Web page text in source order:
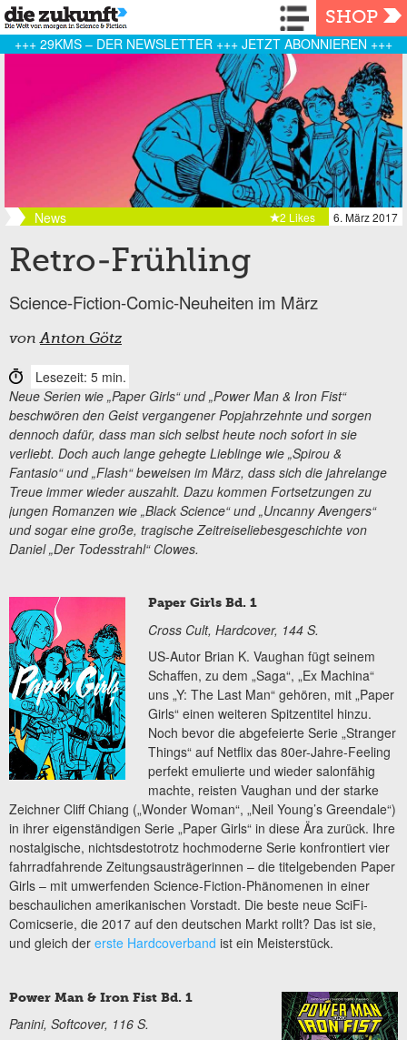
Navigation
SHOP
+++ 29KMS – DER NEWSLETTER +++ JETZT ABONNIEREN +++
News 6. März 2017
2 Likes
Retro-Frühling
Science-Fiction-Comic-Neuheiten im März
vonAnton Götz
Lesezeit: 5 min.
Neue Serien wie „Paper Girls“ und „Power Man & Iron Fist“
beschwören den Geist vergangener Popjahrzehnte und sorgen
dennoch dafür, dass man sich selbst heute noch sofort in sie
verliebt. Doch auch lange gehegte Lieblinge wie „Spirou &
Fantasio“ und „Flash“ beweisen im März, dass sich die jahrelange
Treue immer wieder auszahlt. Dazu kommen Fortsetzungen zu
jungen Romanzen wie „Black Science“ und „Uncanny Avengers“
und sogar eine große, tragische Zeitreiseliebesgeschichte von
Daniel „Der Todesstrahl“ Clowes.
Paper Girls Bd. 1
Cross Cult, Hardcover, 144 S.
US-Autor Brian K. Vaughan fügt seinem
Schaffen, zu dem „Saga“, „Ex Machina“
uns „Y: The Last Man“ gehören, mit „Paper
Girls“ einen weiteren Spitzentitel hinzu.
Noch bevor die abgefeierte Serie „Stranger
Things“ auf Netflix das 80er-Jahre-Feeling
perfekt emulierte und wieder salonfähig
machte, reisten Vaughan und der starke
Zeichner Cliff Chiang („Wonder Woman“, „Neil Young’s Greendale“)
in ihrer eigenständigen Serie „Paper Girls“ in diese Ära zurück. Ihre
nostalgische, nichtsdestotrotz hochmoderne Serie konfrontiert vier
fahrradfahrende Zeitungsausträgerinnen – die titelgebenden Paper
Girls – mit umwerfenden Science-Fiction-Phänomenen in einer
beschaulichen amerikanischen Vorstadt. Die beste neue SciFi-
Comicserie, die 2017 auf den deutschen Markt rollt? Das ist sie,
und gleich der erste Hardcoverband ist ein Meisterstück.
Power Man & Iron Fist Bd. 1
Panini, Softcover, 116 S.